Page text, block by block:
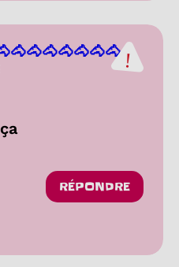
les réactions
RÉPONDRE